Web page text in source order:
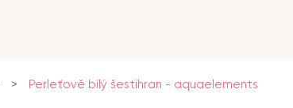
> Perleťově bílý šestihran - aquaelements